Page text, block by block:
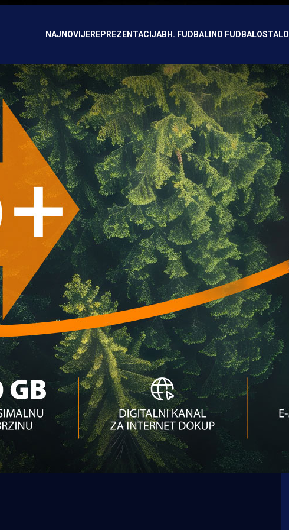
NAJNOVIJEREPREZENTACIJABH. FUDBALINO FUDBALOSTALO
igrače koji nastupe!